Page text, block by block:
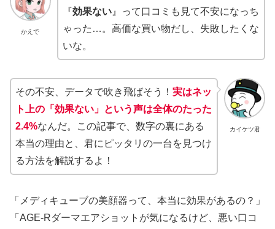
かえで
『効果ない』って口コミも見て不安になっち
ゃった…。高価な買い物だし、失敗したくな
いな。
カイケツ君
その不安、データで吹き飛ばそう！ 実はネッ
ト上の「効果ない」という声は全体のたった
2.4%なんだ。この記事で、数字の裏にある
本当の理由と、君にピッタリの一台を見つけ
る方法を解説するよ！
「メディキューブの美顔器って、本当に効果があるの？」
「AGE-Rダーマエアショットが気になるけど、悪い口コ